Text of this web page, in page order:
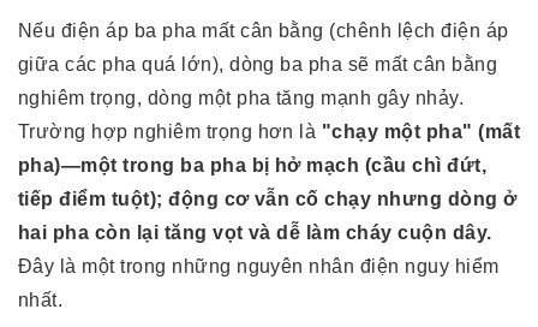
Nếu điện áp ba pha mất cân bằng (chênh lệch điện áp
giữa các pha quá lớn), dòng ba pha sẽ mất cân bằng
nghiêm trọng, dòng một pha tăng mạnh gây nhảy.
Trường hợp nghiêm trọng hơn là "chạy một pha" (mất
pha)—một trong ba pha bị hở mạch (cầu chì đứt,
tiếp điểm tuột); động cơ vẫn cố chạy nhưng dòng ở
hai pha còn lại tăng vọt và dễ làm cháy cuộn dây.
Đây là một trong những nguyên nhân điện nguy hiểm
nhất.